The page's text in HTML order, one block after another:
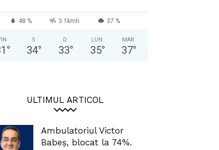
48 % 3.1kmh 37 %
°
S
34°
D
33°
LUN
35°
MAR
37°
ULTIMUL ARTICOL
Ambulatoriul Victor
Babeș, blocat la 74%.